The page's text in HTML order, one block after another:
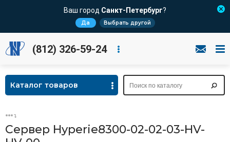
Ваш город Санкт-Петербург?
Да Выбрать другой
(812) 326-59-24
Каталог товаров
Сервер Hyperie8300-02-02-03-HV-